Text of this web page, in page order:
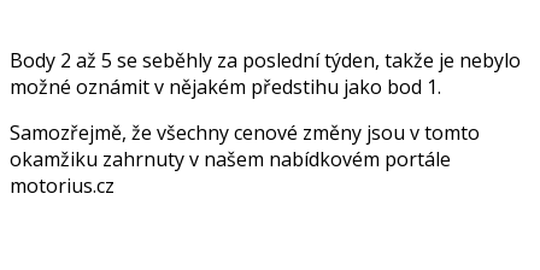
Body 2 až 5 se seběhly za poslední týden, takže je nebylo
možné oznámit v nějakém předstihu jako bod 1.
Samozřejmě, že všechny cenové změny jsou v tomto
okamžiku zahrnuty v našem nabídkovém portále
motorius.cz